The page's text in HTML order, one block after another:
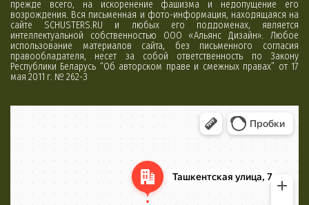
прежде всего, на искоренение фашизма и недопущение его
возрождения. Вся письменная и фото-информация, находящаяся на
сайте SCHUSTERS.RU и любых его поддоменах, является
интеллектуальной собственностью ООО «Альянс Дизайн». Любое
использование материалов сайта, без письменного согласия
правообладателя, несет за собой ответственность по Закону
Республики Беларусь “Об авторском праве и смежных правах” от 17
мая 2011 г. № 262-З